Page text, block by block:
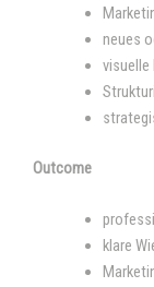
neues
visuelle
Outcome
klare